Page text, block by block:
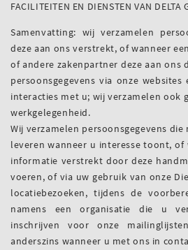
FACILITEITEN EN DIENSTEN VAN DELTA
Samenvatting: wij verzamelen
deze aan ons verstrekt, of wanneer
of andere zakenpartner deze aan ons
persoonsgegevens via onze
interacties met u; wij verzamelen ook
werkgelegenheid.
Wij verzamelen persoonsgegevens
leveren wanneer u interesse toont, of
informatie verstrekt door deze
voeren, of via uw gebruik van onze
locatiebezoeken, tijdens de
namens een organisatie die u
inschrijven voor onze
anderszins wanneer u met ons in